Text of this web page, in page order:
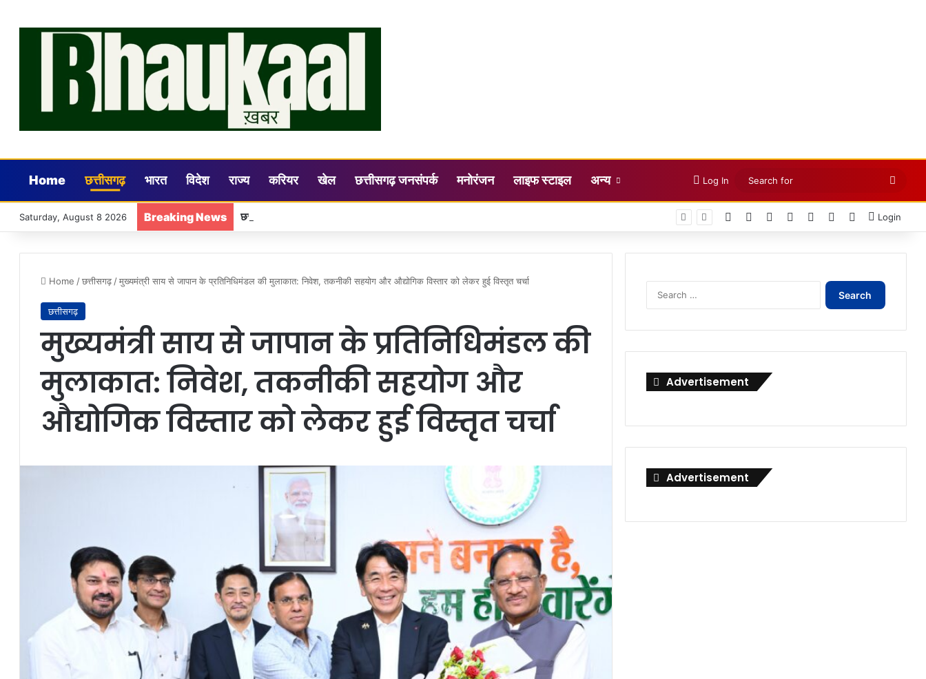
Home छत्तीसगढ़ भारत विदेश राज्य करियर खेल छत्तीसगढ़ जनसंपर्क मनोरंजन लाइफ स्टाइल अन्य Log In
for
Saturday, August 8 2026 Breaking News छत्तीसगढ़ शिक्षा विभाग में बंपर तबादला : 700 शिक्षक हुए इधर से उधर, देखें जंबो लिस्ट… Facebook LinkedInYouTubeInstagramTelegramWhatsApp
Login
Home / छत्तीसगढ़ / मुख्यमंत्री साय से जापान के प्रतिनिधिमंडल की मुलाकात: निवेश, तकनीकी सहयोग और औद्योगिक विस्तार को लेकर हुई विस्तृत चर्चा
छत्तीसगढ़
मुख्यमंत्री साय से जापान के प्रतिनिधिमंडल की
मुलाकात: निवेश, तकनीकी सहयोग और
औद्योगिक विस्तार को लेकर हुई विस्तृत चर्चा
Search
Advertisement
Advertisement